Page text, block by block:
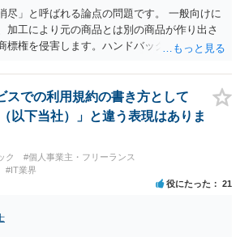
尽」と呼ばれる論点の問題です。 一般向けに
加工により元の商品とは別の商品が作り出さ
標権を侵害します。ハンドバッグをポーチに
修理）は、商標権を侵害しません。 商標権者
きに対価を回収しているので、商標権は用い
消尽といいます。）と解釈されます。他方
らないところで、販売した商品から別の商品
）が作りだされてしまうと、その商品が仮に
権者のブランドイメージが傷ついてしまいま
クレームが来てしまいますので、商標権を侵
通すれば商標権（ロゴマーク等）に対する一
ことになります。また、本来商標権者に入る
になります。 修理だけではそのような問題は
スでの利用規約の書き方として
以下当社）」と違う表現はありま
ク
#個人事業主・フリーランス
#IT業界
役にたった 21